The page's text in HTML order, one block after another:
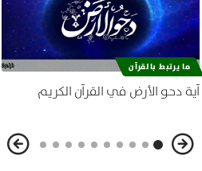
ما يرتبط بالقرآن
آية دحو الأرض في القرآن الكريم